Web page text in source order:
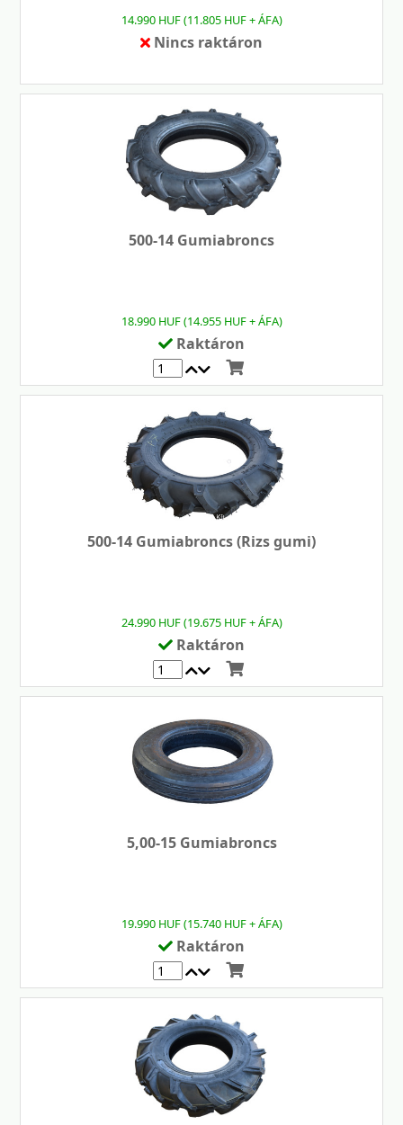
14.990 HUF (11.805 HUF + ÁFA)
Nincs raktáron
500-14 Gumiabroncs
18.990 HUF (14.955 HUF + ÁFA)
Raktáron
500-14 Gumiabroncs (Rizs gumi)
24.990 HUF (19.675 HUF + ÁFA)
Raktáron
5,00-15 Gumiabroncs
19.990 HUF (15.740 HUF + ÁFA)
Raktáron